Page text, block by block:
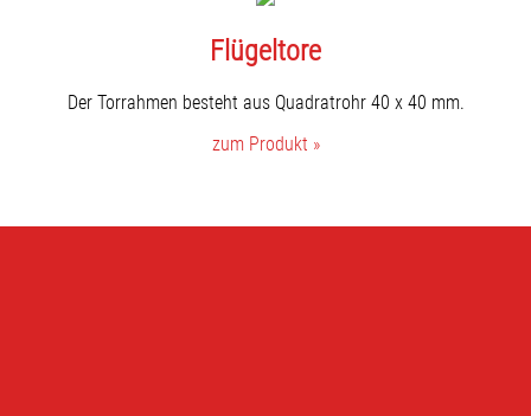
Flügeltore
Der Torrahmen besteht aus Quadratrohr 40 x 40 mm.
zum Produkt »